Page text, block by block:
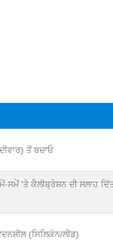
ਤੋਂ ਬਚਾਓ
ਸਮੇਂ 'ਤੇ ਕੈਲੀਬ੍ਰੇਸ਼ਨ ਦੀ ਸਲਾਹ
(ਸਿਲਿਕੋਨ/ਲੀਡ)